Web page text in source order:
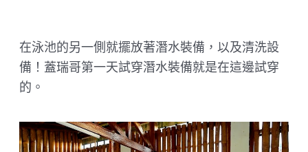
在泳池的另一側就擺放著潛水裝備，以及清洗設
備！蓋瑞哥第一天試穿潛水裝備就是在這邊試穿
的。